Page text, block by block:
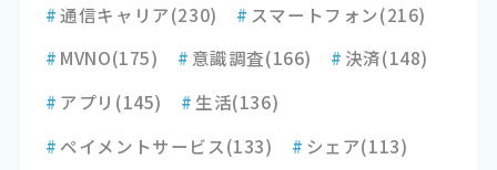
#通信キャリア(230) # スマートフォン(216)
# MVNO(175) # 意識調査(166) # 決済(148)
# アプリ (145) # 生活(136)
# ペイメントサービス(133) # シェア(113)